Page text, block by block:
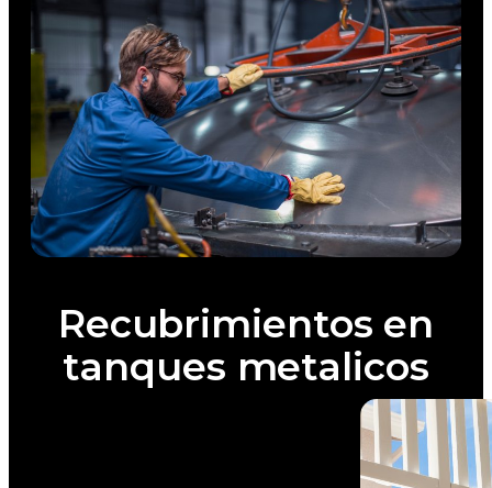
Recubrimientos en
tanques metalicos